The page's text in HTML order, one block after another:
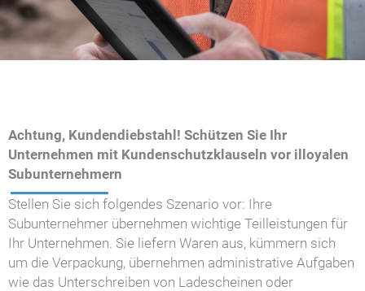
Achtung, Kundendiebstahl! Schützen Sie Ihr
Unternehmen mit Kundenschutzklauseln vor illoyalen
Subunternehmern
Stellen Sie sich folgendes Szenario vor: Ihre
Subunternehmer übernehmen wichtige Teilleistungen für
Ihr Unternehmen. Sie liefern Waren aus, kümmern sich
um die Verpackung, übernehmen administrative Aufgaben
wie das Unterschreiben von Ladescheinen oder